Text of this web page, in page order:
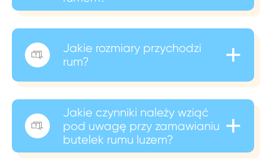

Jakie rozmiary przychodzi
rum?
+

Jakie czynniki należy wziąć
pod uwagę przy zamawianiu
butelek rumu luzem?
+